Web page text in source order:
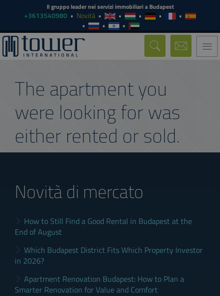
Il gruppo leader nei servizi immobiliari a Budapest
+3613540980 Novità
The apartment you
were looking for was
either rented or sold.
Novità di mercato
How to Still Find a Good Rental in Budapest at the
End of August
Which Budapest District Fits Which Property Investor
in 2026?
Apartment Renovation Budapest: How to Plan a
Smarter Renovation for Value and Comfort